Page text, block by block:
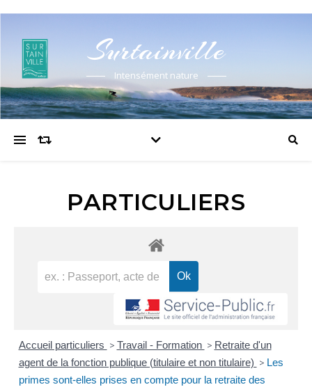
Surtainville
Intensément nature
PARTICULIERS
Accueil particuliers > Travail - Formation > Retraite d'un
agent de la fonction publique (titulaire et non titulaire) > Les
primes sont-elles prises en compte pour la retraite des